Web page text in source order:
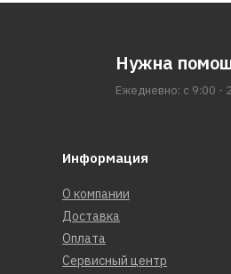
Нужна
Ежедневно: с 9:00 -
Информация
О компании
Доставка
Оплата
Сервисный центр